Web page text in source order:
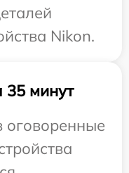
Nikon.
35 минут
оговоренные